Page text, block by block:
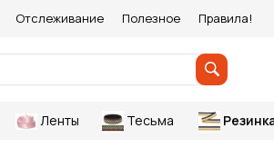
Отслеживание Полезное Правила!
Ленты Тесьма